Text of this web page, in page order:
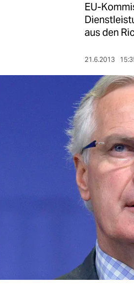
genossenschaft
EU-
aus den
21.6.2013